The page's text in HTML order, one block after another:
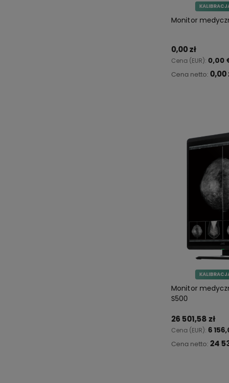
Monitor
0,00 zł
Cena (EUR): 0,00
Cena netto: 0,00
Monitor
S500
26 501,58 zł
Cena (EUR): 6
Cena netto: 24